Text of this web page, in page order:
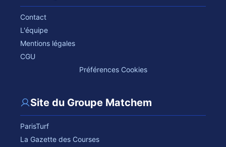
Contact
L'équipe
Mentions légales
CGU
Préférences Cookies
Site du Groupe Matchem
ParisTurf
La Gazette des Courses